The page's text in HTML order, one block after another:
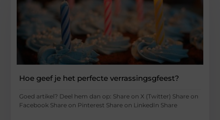
Hoe geef je het perfecte verrassingsgfeest?
Goed artikel? Deel hem dan op: Share on X (Twitter) Share on
Facebook Share on Pinterest Share on LinkedIn Share